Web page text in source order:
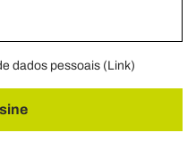
dados pessoais (Link)